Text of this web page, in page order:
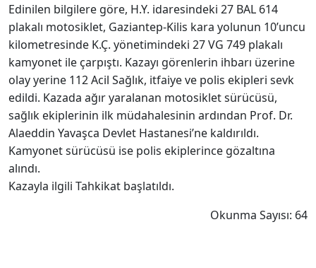
Edinilen bilgilere göre, H.Y. idaresindeki 27 BAL 614
plakalı motosiklet, Gaziantep-Kilis kara yolunun 10’uncu
kilometresinde K.Ç. yönetimindeki 27 VG 749 plakalı
kamyonet ile çarpıştı. Kazayı görenlerin ihbarı üzerine
olay yerine 112 Acil Sağlık, itfaiye ve polis ekipleri sevk
edildi. Kazada ağır yaralanan motosiklet sürücüsü,
sağlık ekiplerinin ilk müdahalesinin ardından Prof. Dr.
Alaeddin Yavaşca Devlet Hastanesi’ne kaldırıldı.
Kamyonet sürücüsü ise polis ekiplerince gözaltına
alındı.
Kazayla ilgili Tahkikat başlatıldı.
Okunma Sayısı: 64